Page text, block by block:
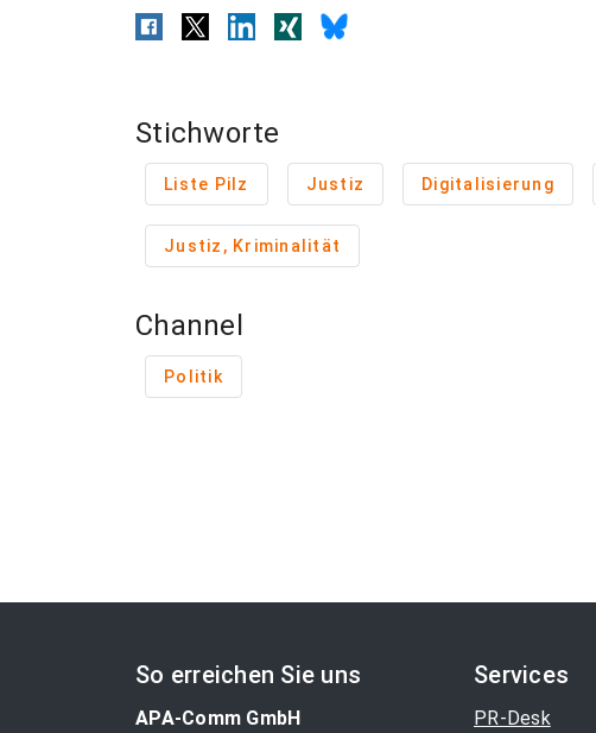
Stichworte
Liste Pilz Justiz Digitalisierung
Justiz, Kriminalität
Channel
Politik
So erreichen Sie uns
APA-Comm GmbH
Services
PR-Desk